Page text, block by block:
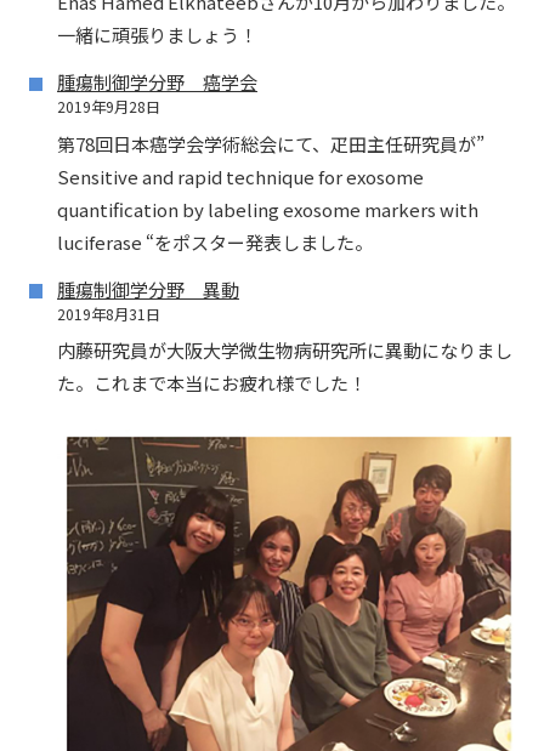
一緒に頑張りましょう！
腫瘍制御学分野 癌学会
2019年9月28日
第78回日本癌学会学術総会にて、疋田主任研究員が”
Sensitive and rapid technique for exosome
quantification by labeling exosome markers with
luciferase “をポスター発表しました。
腫瘍制御学分野 異動
2019年8月31日
内藤研究員が大阪大学微生物病研究所に異動になりまし
た。これまで本当にお疲れ様でした！